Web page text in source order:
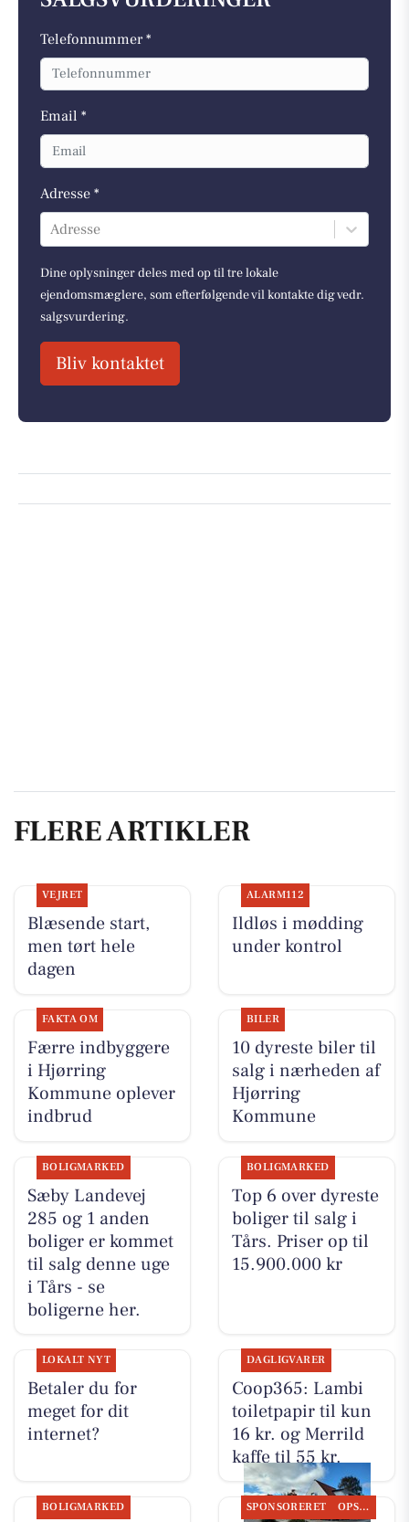
Telefonnummer *
Email *
Adresse *
Adresse
Dine oplysninger deles med op til tre lokale
ejendomsmæglere, som efterfølgende vil kontakte dig vedr.
salgsvurdering.
Bliv kontaktet
FLERE ARTIKLER
VEJRET
Blæsende start,
men tørt hele
dagen
ALARM112
Ildløs i mødding
under kontrol
FAKTA OM
Færre indbyggere
i Hjørring
Kommune oplever
indbrud
BILER
10 dyreste biler til
salg i nærheden af
Hjørring
Kommune
BOLIGMARKED
Sæby Landevej
285 og 1 anden
boliger er kommet
til salg denne uge
i Tårs - se
boligerne her.
BOLIGMARKED
Top 6 over dyreste
boliger til salg i
Tårs. Priser op til
15.900.000 kr
LOKALT NYT
Betaler du for
meget for dit
internet?
DAGLIGVARER
Coop365: Lambi
toiletpapir til kun
16 kr. og Merrild
kaffe til 55 kr.
BOLIGMARKED SPONSORERET OPSLAGSTAVLEN